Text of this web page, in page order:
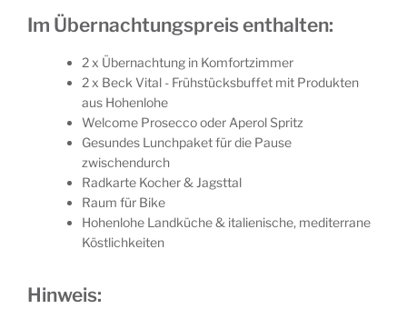
Im Übernachtungspreis enthalten:
2 x Übernachtung in Komfortzimmer
2 x Beck Vital - Frühstücksbuffet mit Produkten
aus Hohenlohe
Welcome Prosecco oder Aperol Spritz
Gesundes Lunchpaket für die Pause
zwischendurch
Radkarte Kocher & Jagsttal
Raum für Bike
Hohenlohe Landküche & italienische, mediterrane
Köstlichkeiten
Hinweis: